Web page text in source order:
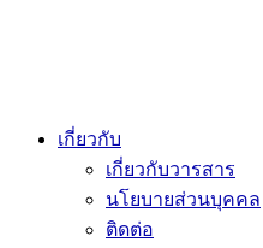
เกี่ยวกับ
เกี่ยวกับวารสาร
นโยบายส่วนบุคคล
ติดต่อ